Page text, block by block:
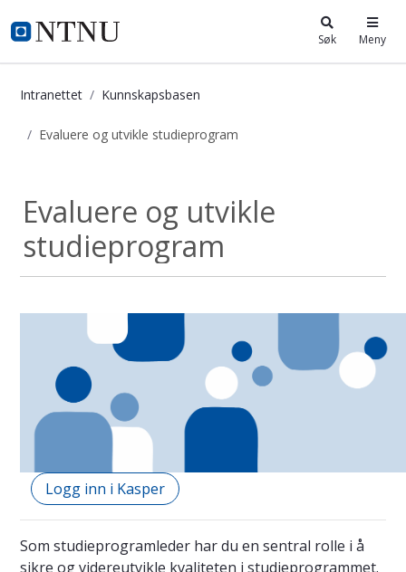
i.ntnu.no Søk Meny
Intranettet Kunnskapsbasen
Evaluere og utvikle studieprogram
Evaluere og utvikle
studieprogram
Logg inn i Kasper
Som studieprogramleder har du en sentral rolle i å
sikre og videreutvikle kvaliteten i studieprogrammet.